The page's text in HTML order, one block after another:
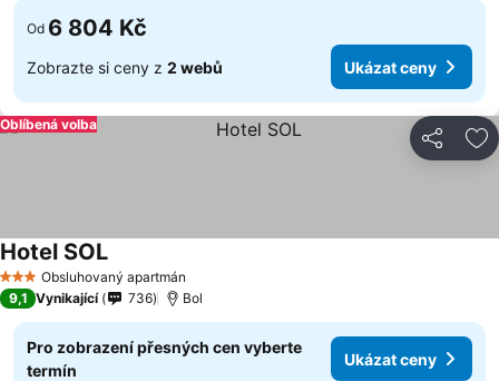
Od 6 804 Kč
Zobrazte si ceny z 2 webů Ukázat ceny
Sdílet
Oblíbená volba
3 Počet hvězdiček
Obsluhovaný apartmán
Hotel SOLUkázat ceny
9,1 Vynikající 736 Bol
Pro zobrazení přesných cen vyberte
termín
Ukázat ceny